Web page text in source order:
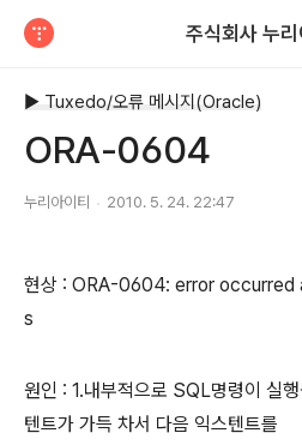
주식회사 누리
▶ Tuxedo/오류 메시지(Oracle)
ORA-0604
누리아이티 2010. 5. 24. 22:47
현상 : ORA-0604: error occurred
s
원인 : 1.내부적으로 SQL명령이 실
텐트가 가득 차서 다음 익스텐트를